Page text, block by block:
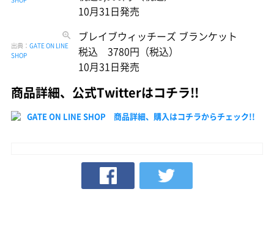
10月31日発売
出典： GATE ON LINE
SHOP
ブレイブウィッチーズ ブランケット
税込 3780円（税込）
10月31日発売
商品詳細、公式Twitterはコチラ!!
GATE ON LINE SHOP 商品詳細、購入はコチラからチェック!!